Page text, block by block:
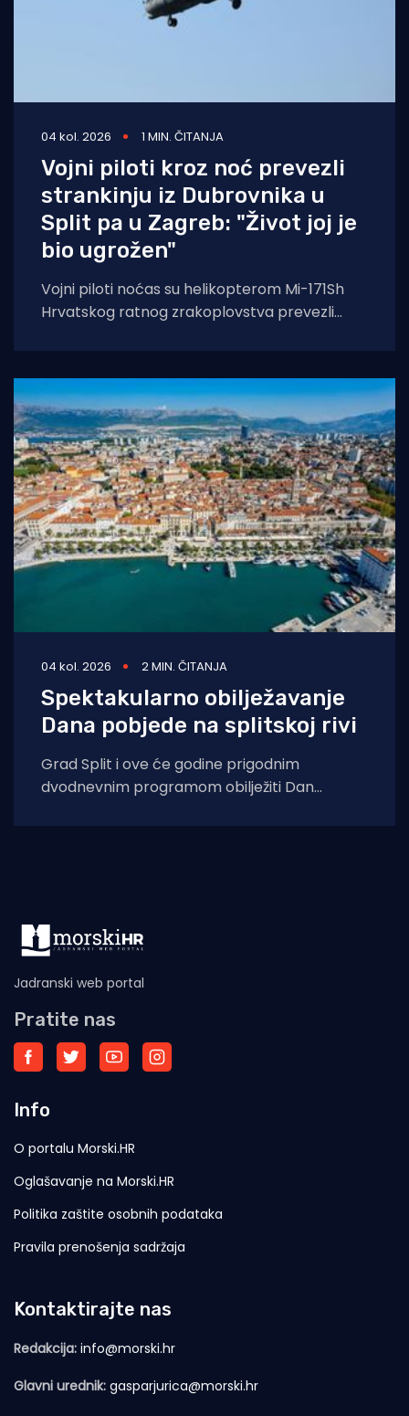
04 kol. 2026 1 MIN. ČITANJA
Vojni piloti kroz noć prevezli
strankinju iz Dubrovnika u
Split pa u Zagreb: "Život joj je
bio ugrožen"
Vojni piloti noćas su helikopterom Mi-171Sh
Hrvatskog ratnog zrakoplovstva prevezli
04 kol. 2026 2 MIN. ČITANJA
Spektakularno obilježavanje
Dana pobjede na splitskoj rivi
Grad Split i ove će godine prigodnim
dvodnevnim programom obilježiti Dan
Jadranski web portal
Pratite nas
Info
O portalu Morski.HR
Oglašavanje na Morski.HR
Politika zaštite osobnih podataka
Pravila prenošenja sadržaja
Kontaktirajte nas
Redakcija: info@morski.hr
Glavni urednik: gasparjurica@morski.hr